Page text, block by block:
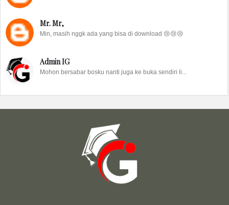
Mr. Mr,
Min, masih nggk ada yang bisa di download 😢😢😢
Admin IG
Mohon bersabar bosku nanti juga ke buka sendiri li...